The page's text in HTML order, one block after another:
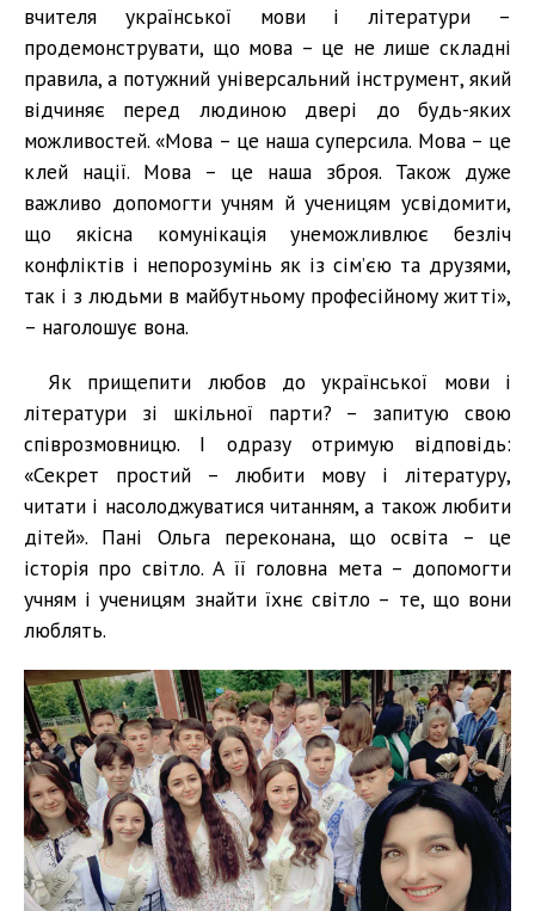
вчителя української мови і літератури –
продемонструвати, що мова – це не лише складні
правила, а потужний універсальний інструмент, який
відчиняє перед людиною двері до будь-яких
можливостей. «Мова – це наша суперсила. Мова – це
клей нації. Мова – це наша зброя. Також дуже
важливо допомогти учням й ученицям усвідомити,
що якісна комунікація унеможливлює безліч
конфліктів і непорозумінь як із сім’єю та друзями,
так і з людьми в майбутньому професійному житті»,
– наголошує вона.
Як прищепити любов до української мови і
літератури зі шкільної парти? – запитую свою
співрозмовницю. І одразу отримую відповідь:
«Секрет простий – любити мову і літературу,
читати і насолоджуватися читанням, а також любити
дітей». Пані Ольга переконана, що освіта – це
історія про світло. А її головна мета – допомогти
учням і ученицям знайти їхнє світло – те, що вони
люблять.